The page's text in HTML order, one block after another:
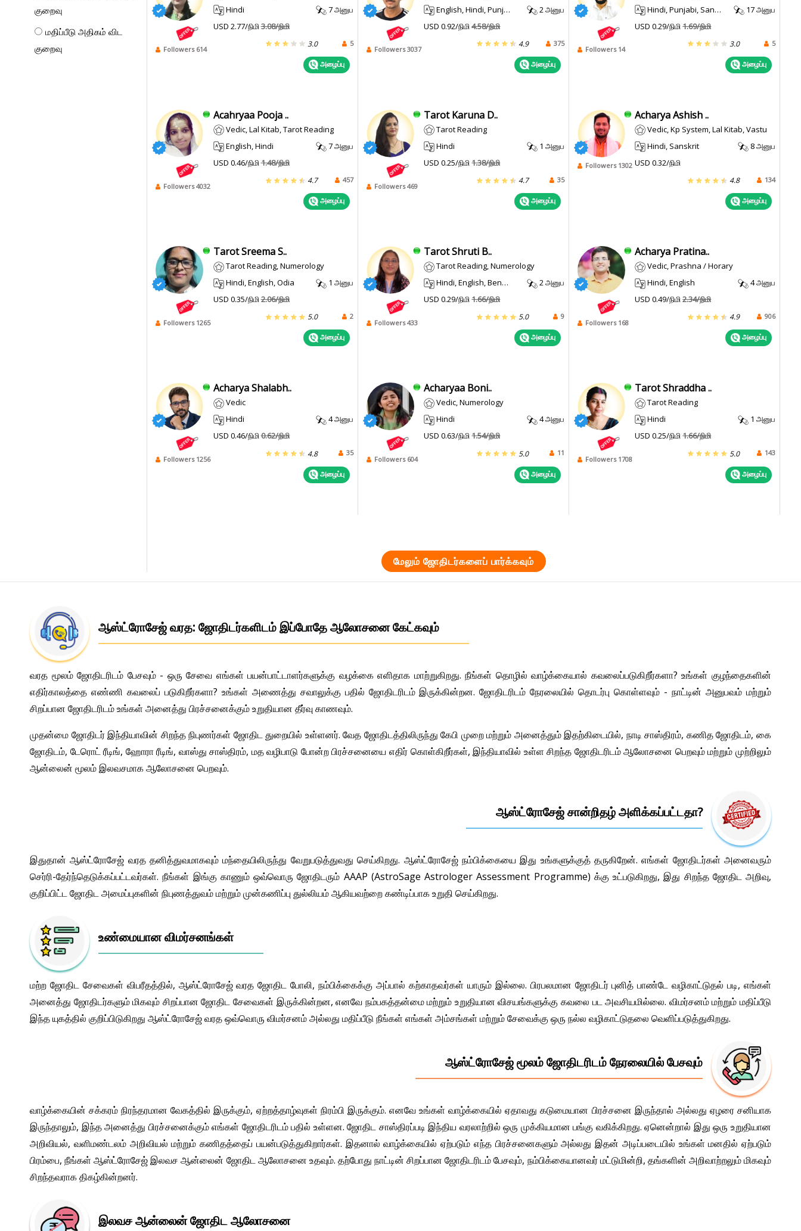
குறைவு
மதிப்பீடு அதிகம் விட
குறைவு
Followers 614
Hindi
7 அனுப
USD 2.77/நிமி3.08/நிமி
3.0 5
அழைப்பு
Followers 3037
English, Hindi, Punjabi, Haryanvi
2 அனுப
USD 0.92/நிமி4.58/நிமி
4.9 375
அழைப்பு
Followers 14
Hindi, Punjabi, Sanskrit
17 அனுப
USD 0.29/நிமி1.69/நிமி
3.0 5
அழைப்பு
Followers 4032
Acahryaa Pooja ..
Vedic, Lal Kitab, Tarot Reading
English, Hindi
7 அனுப
USD 0.46/நிமி1.48/நிமி
4.7 457
அழைப்பு
Followers 469
Tarot Karuna D..
Tarot Reading
Hindi
1 அனுப
USD 0.25/நிமி1.38/நிமி
4.7 35
அழைப்பு
Followers 1302
Acharya Ashish ..
Vedic, Kp System, Lal Kitab, Vastu
Hindi, Sanskrit
8 அனுப
USD 0.32/நிமி
4.8 134
அழைப்பு
Followers 1265
Tarot Sreema S..
Tarot Reading, Numerology
Hindi, English, Odia
1 அனுப
USD 0.35/நிமி2.06/நிமி
5.0 2
அழைப்பு
Followers 433
Tarot Shruti B..
Tarot Reading, Numerology
Hindi, English, Bengali
2 அனுப
USD 0.29/நிமி1.66/நிமி
5.0 9
அழைப்பு
Followers 168
Acharya Pratina..
Vedic, Prashna / Horary
Hindi, English
4 அனுப
USD 0.49/நிமி2.34/நிமி
4.9 906
அழைப்பு
Followers 1256
Acharya Shalabh..
Vedic
Hindi
4 அனுப
USD 0.46/நிமி0.62/நிமி
4.8 35
அழைப்பு
Followers 604
Acharyaa Boni..
Vedic, Numerology
Hindi
4 அனுப
USD 0.63/நிமி1.54/நிமி
5.0 11
அழைப்பு
Followers 1708
Tarot Shraddha ..
Tarot Reading
Hindi
1 அனுப
USD 0.25/நிமி1.66/நிமி
5.0 143
அழைப்பு
மேலும் ஜோதிடர்களைப் பார்க்கவும்
ஆஸ்ட்ரோசேஜ் வரத: ஜோதிடர்களிடம் இப்போதே ஆலோசனை கேட்கவும்
வரத மூலம் ஜோதிடரிடம் பேசவும் - ஒரு சேவை எங்கள் பயன்பாட்டாளர்களுக்கு வழக்கை எளிதாக மாற்றுகிறது. நீங்கள் தொழில் வாழ்க்கையால் கவலைப்படுகிறீர்களா? உங்கள் குழந்தைகளின்
எதிர்காலத்தை எண்ணி கவலைப் படுகிறீர்களா? உங்கள் அணைத்து சவாலுக்கு பதில் ஜோதிடரிடம் இருக்கின்றன. ஜோதிடரிடம் நேரலையில் தொடர்பு கொள்ளவும் - நாட்டின் அனுபவம் மற்றும்
சிறப்பான ஜோதிடரிடம் உங்கள் அனைத்து பிரச்சனைக்கும் உறுதியான தீர்வு காணவும்.
முதன்மை ஜோதிடர் இந்தியாவின் சிறந்த நிபுணர்கள் ஜோதிட துறையில் உள்ளனர். வேத ஜோதிடத்திலிருந்து கேபி முறை மற்றும் அனைத்தும் இதற்கிடையில், நாடி சாஸ்திரம், கணித ஜோதிடம், கை
ஜோதிடம், டேரொட் ரீடிங், ஹோரா ரீடிங், வாஸ்து சாஸ்திரம், மத வழிபாடு போன்ற பிரச்சனையை எதிர் கொள்கிறீர்கள், இந்தியாவில் உள்ள சிறந்த ஜோதிடரிடம் ஆலோசனை பெறவும் மற்றும் முற்றிலும்
ஆன்லைன் மூலம் இலவசமாக ஆலோசனை பெறவும்.
ஆஸ்ட்ரோசேஜ் சான்றிதழ் அளிக்கப்பட்டதா?
இதுதான் ஆஸ்ட்ரோசேஜ் வரத தனித்துவமாகவும் மந்தையிலிருந்து வேறுபடுத்துவது செய்கிறது. ஆஸ்ட்ரோசேஜ் நம்பிக்கையை இது உங்களுக்குத் தருகிறேன். எங்கள் ஜோதிடர்கள் அனைவரும்
செர்ரி-தேர்ந்தெடுக்கப்பட்டவர்கள். நீங்கள் இங்கு காணும் ஒவ்வொரு ஜோதிடரும் AAAP (AstroSage Astrologer Assessment Programme) க்கு உட்படுகிறது, இது சிறந்த ஜோதிட அறிவு,
குறிப்பிட்ட ஜோதிட அமைப்புகளின் நிபுணத்துவம் மற்றும் முன்கணிப்பு துல்லியம் ஆகியவற்றை கண்டிப்பாக உறுதி செய்கிறது.
உண்மையான விமர்சனங்கள்
மற்ற ஜோதிட சேவைகள் விபரீதத்தில், ஆஸ்ட்ரோசேஜ் வரத ஜோதிட போலி, நம்பிக்கைக்கு அப்பால் கற்காதவர்கள் யாரும் இல்லை. பிரபலமான ஜோதிடர் புனித் பாண்டே வழிகாட்டுதல் படி, எங்கள்
அனைத்து ஜோதிடர்களும் மிகவும் சிறப்பான ஜோதிட சேவைகள் இருக்கின்றன, எனவே நம்பகத்தன்மை மற்றும் உறுதியான விசயங்களுக்கு கவலை பட அவசியமில்லை. விமர்சனம் மற்றும் மதிப்பீடு
இந்த யுகத்தில் குறிப்பிடுகிறது ஆஸ்ட்ரோசேஜ் வரத ஒவ்வொரு விமர்சனம் அல்லது மதிப்பீடு நீங்கள் எங்கள் அம்சங்கள் மற்றும் சேவைக்கு ஒரு நல்ல வழிகாட்டுதலை வெளிப்படுத்துகிறது.
ஆஸ்ட்ரோசேஜ் மூலம் ஜோதிடரிடம் நேரலையில் பேசவும்
வாழ்க்கையின் சக்கரம் நிரந்தரமான வேகத்தில் இருக்கும், ஏற்றத்தாழ்வுகள் நிரம்பி இருக்கும். எனவே உங்கள் வாழ்க்கையில் ஏதாவது கடுமையான பிரச்சனை இருந்தால் அல்லது ஏழரை சனியாக
இருந்தாலும், இந்த அனைத்து பிரச்சனைக்கும் எங்கள் ஜோதிடரிடம் பதில் உள்ளன. ஜோதிட சாஸ்திரப்படி இந்திய வரலாற்றில் ஒரு முக்கியமான பங்கு வகிக்கிறது. ஏனென்றால் இது ஒரு உறுதியான
அறிவியல், வளிமண்டலம் அறிவியல் மற்றும் கணிதத்தைப் பயன்படுத்துகிறார்கள். இதனால் வாழ்க்கையில் ஏற்படும் எந்த பிரச்சனைகளும் அல்லது இதன் அடிப்படையில் உங்கள் மனதில் ஏற்படும்
பிரம்பை, நீங்கள் ஆஸ்ட்ரோசேஜ் இலவச ஆன்லைன் ஜோதிட ஆலோசனை உதவும். தற்போது நாட்டின் சிறப்பான ஜோதிடரிடம் பேசவும், நம்பிக்கையானவர் மட்டுமின்றி, தங்களின் அறிவாற்றலும் மிகவும்
சிறந்தவராக திகழ்கின்றனர்.
இலவச ஆன்லைன் ஜோதிட ஆலோசனை